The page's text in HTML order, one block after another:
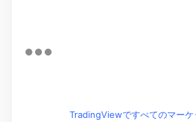
TradingViewですべてのマーケ